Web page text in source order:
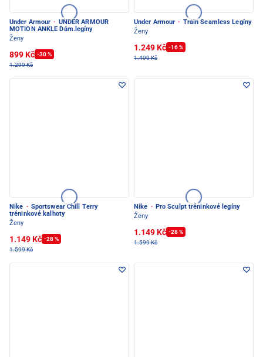
Under Armour · UNDER ARMOUR
MOTION ANKLE Dám.legíny
Ženy
899 Kč -30 %
1.299 Kč
Under Armour · Train Seamless Legíny
Ženy
1.249 Kč -16 %
1.499 Kč
Nike · Sportswear Chill Terry
tréninkové kalhoty
Ženy
1.149 Kč -28 %
1.599 Kč
Nike · Pro Sculpt tréninkové legíny
Ženy
1.149 Kč -28 %
1.599 Kč